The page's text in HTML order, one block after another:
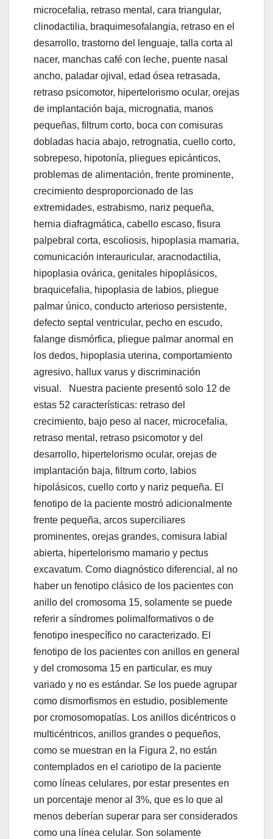
microcefalia, retraso mental, cara triangular,
clinodactilia, braquimesofalangia, retraso en el
desarrollo, trastorno del lenguaje, talla corta al
nacer, manchas café con leche, puente nasal
ancho, paladar ojival, edad ósea retrasada,
retraso psicomotor, hipertelorismo ocular, orejas
de implantación baja, micrognatia, manos
pequeñas, filtrum corto, boca con comisuras
dobladas hacia abajo, retrognatia, cuello corto,
sobrepeso, hipotonía, pliegues epicánticos,
problemas de alimentación, frente prominente,
crecimiento desproporcionado de las
extremidades, estrabismo, nariz pequeña,
hernia diafragmática, cabello escaso, fisura
palpebral corta, escoliosis, hipoplasia mamaria,
comunicación interauricular, aracnodactilia,
hipoplasia ovárica, genitales hipoplásicos,
braquicefalia, hipoplasia de labios, pliegue
palmar único, conducto arterioso persistente,
defecto septal ventricular, pecho en escudo,
falange dismórfica, pliegue palmar anormal en
los dedos, hipoplasia uterina, comportamiento
agresivo, hallux varus y discriminación
visual. Nuestra paciente presentó solo 12 de
estas 52 características: retraso del
crecimiento, bajo peso al nacer, microcefalia,
retraso mental, retraso psicomotor y del
desarrollo, hipertelorismo ocular, orejas de
implantación baja, filtrum corto, labios
hipolásicos, cuello corto y nariz pequeña. El
fenotipo de la paciente mostró adicionalmente
frente pequeña, arcos superciliares
prominentes, orejas grandes, comisura labial
abierta, hipertelorismo mamario y pectus
excavatum. Como diagnóstico diferencial, al no
haber un fenotipo clásico de los pacientes con
anillo del cromosoma 15, solamente se puede
referir a síndromes polimalformativos o de
fenotipo inespecífico no caracterizado. El
fenotipo de los pacientes con anillos en general
y del cromosoma 15 en particular, es muy
variado y no es estándar. Se los puede agrupar
como dismorfismos en estudio, posiblemente
por cromosomopatías. Los anillos dicéntricos o
multicéntricos, anillos grandes o pequeños,
como se muestran en la Figura 2, no están
contemplados en el cariotipo de la paciente
como líneas celulares, por estar presentes en
un porcentaje menor al 3%, que es lo que al
menos deberían superar para ser considerados
como una línea celular. Son solamente